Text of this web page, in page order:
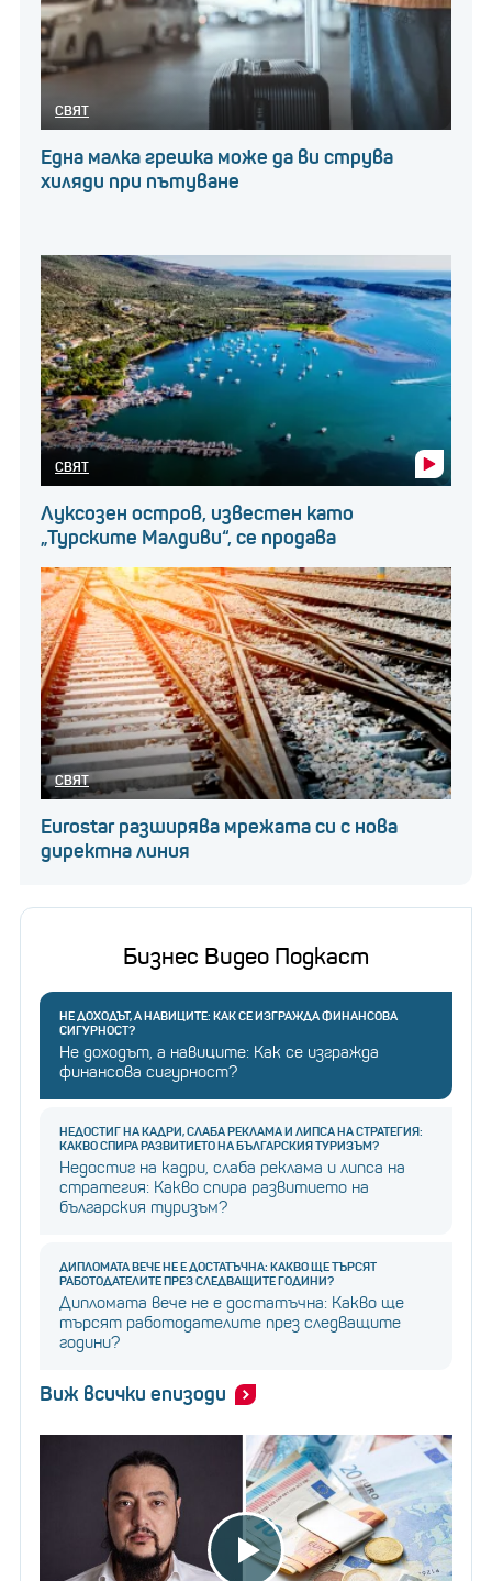
СВЯТ
Една малка грешка може да ви струва
хиляди при пътуване
СВЯТ
Луксозен остров, известен като
„Турските Малдиви“, се продава
СВЯТ
Eurostar разширява мрежата си с нова
директна линия
Бизнес Видео Подкаст
НЕ ДОХОДЪТ, А НАВИЦИТЕ: КАК СЕ ИЗГРАЖДА ФИНАНСОВА
СИГУРНОСТ?
Не доходът, а навиците: Как се изгражда
финансова сигурност?
НЕДОСТИГ НА КАДРИ, СЛАБА РЕКЛАМА И ЛИПСА НА СТРАТЕГИЯ:
КАКВО СПИРА РАЗВИТИЕТО НА БЪЛГАРСКИЯ ТУРИЗЪМ?
Недостиг на кадри, слаба реклама и липса на
стратегия: Какво спира развитието на
българския туризъм?
ДИПЛОМАТА ВЕЧЕ НЕ Е ДОСТАТЪЧНА: КАКВО ЩЕ ТЪРСЯТ
РАБОТОДАТЕЛИТЕ ПРЕЗ СЛЕДВАЩИТЕ ГОДИНИ?
Дипломата вече не е достатъчна: Какво ще
търсят работодателите през следващите
години?
Виж всички епизоди